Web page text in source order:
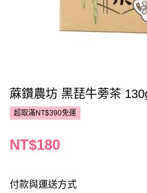
蔴鑽農坊 黑琵牛蒡茶
超取滿NT$390免運
NT$180
付款與運送方式